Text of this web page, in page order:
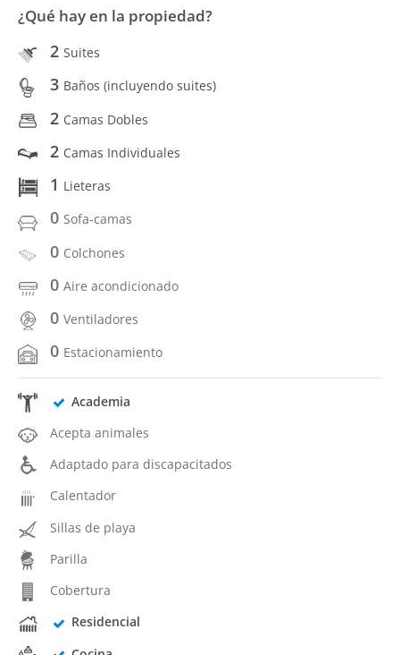
¿Qué hay en la propiedad?
2 Suites
3 Baños (incluyendo suites)
2 Camas Dobles
2 Camas Individuales
1 Lieteras
0 Sofa-camas
0 Colchones
0 Aire acondicionado
0 Ventiladores
0 Estacionamiento
Academia
Acepta animales
Adaptado para discapacitados
Calentador
Sillas de playa
Parilla
Cobertura
Residencial